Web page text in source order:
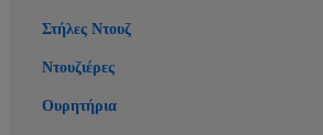
Στήλες Ντουζ
Ντουζιέρες
Ουρητήρια